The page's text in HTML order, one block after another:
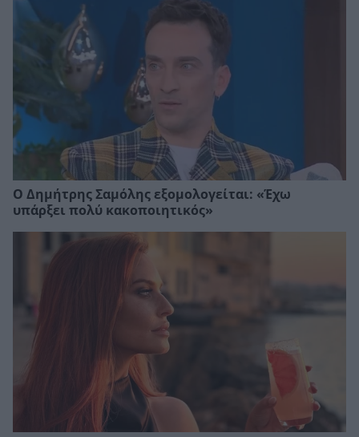
Ο Δημήτρης Σαμόλης εξομολογείται: «Έχω
υπάρξει πολύ κακοποιητικός»